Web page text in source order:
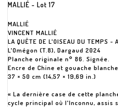
MALLIÉ - Lot 17
MALLIÉ
VINCENT MALLIÉ
LA QUÊTE DE L'OISEAU DU TEMPS -
L'Omégon (T.8), Dargaud 2024
Planche originale n° 86. Signée.
Encre de Chine et gouache
37 × 50 cm (14,57 × 19,69 in.)
« La dernière case de cette
cycle principal où l'Inconnu, assis